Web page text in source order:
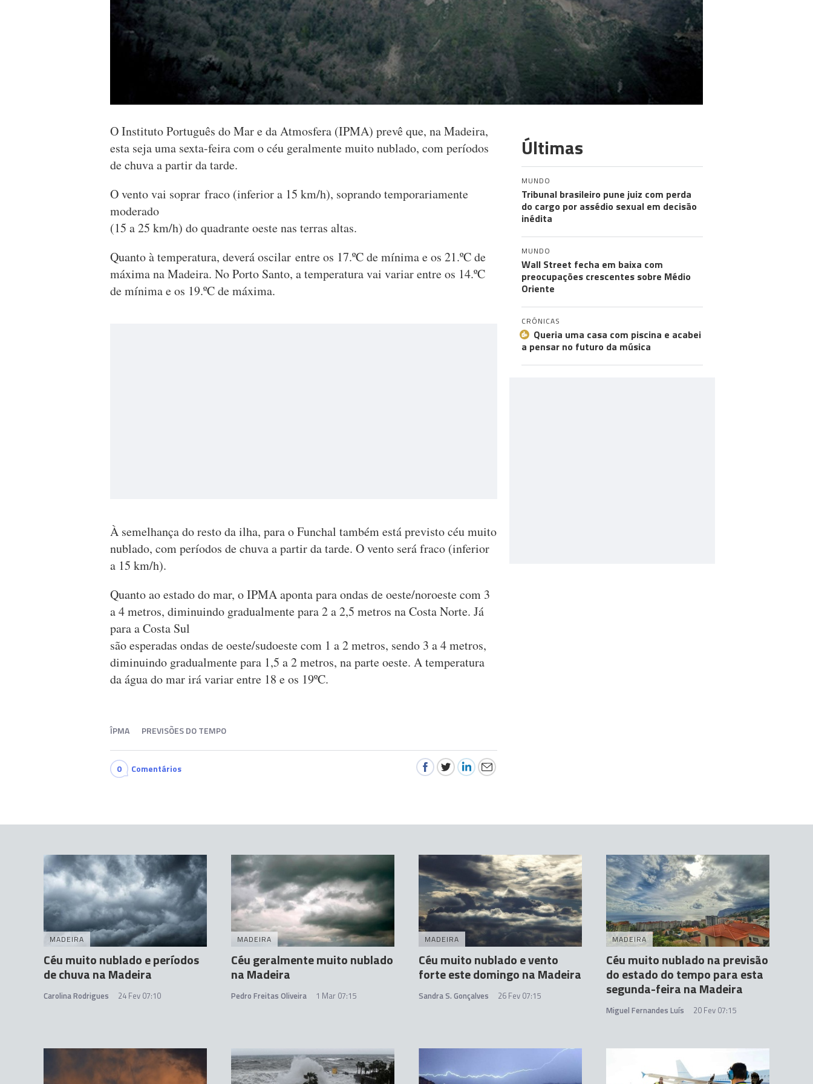
O Instituto Português do Mar e da Atmosfera (IPMA) prevê que, na Madeira,
esta seja uma sexta-feira com o céu geralmente muito nublado, com períodos
de chuva a partir da tarde.
O vento vai soprar fraco (inferior a 15 km/h), soprando temporariamente
moderado
(15 a 25 km/h) do quadrante oeste nas terras altas.
Quanto à temperatura, deverá oscilar entre os 17.ºC de mínima e os 21.ºC de
máxima na Madeira. No Porto Santo, a temperatura vai variar entre os 14.ºC
de mínima e os 19.ºC de máxima.
À semelhança do resto da ilha, para o Funchal também está previsto céu muito
nublado, com períodos de chuva a partir da tarde. O vento será fraco (inferior
a 15 km/h).
Quanto ao estado do mar, o IPMA aponta para ondas de oeste/noroeste com 3
a 4 metros, diminuindo gradualmente para 2 a 2,5 metros na Costa Norte. Já
para a Costa Sul
são esperadas ondas de oeste/sudoeste com 1 a 2 metros, sendo 3 a 4 metros,
diminuindo gradualmente para 1,5 a 2 metros, na parte oeste. A temperatura
da água do mar irá variar entre 18 e os 19ºC.
ÎPMA PREVISÕES DO TEMPO
0 Comentários
Últimas
MUNDO
Tribunal brasileiro pune juiz com perda
do cargo por assédio sexual em decisão
inédita
MUNDO
Wall Street fecha em baixa com
preocupações crescentes sobre Médio
Oriente
CRÓNICAS
Queria uma casa com piscina e acabei
a pensar no futuro da música
MADEIRA
Céu muito nublado e períodos
de chuva na Madeira
Carolina Rodrigues 24 Fev 07:10
MADEIRA
Céu geralmente muito nublado
na Madeira
Pedro Freitas Oliveira 1 Mar 07:15
MADEIRA
Céu muito nublado e vento
forte este domingo na Madeira
Sandra S. Gonçalves 26 Fev 07:15
MADEIRA
Céu muito nublado na previsão
do estado do tempo para esta
segunda-feira na Madeira
Miguel Fernandes Luís 20 Fev 07:15